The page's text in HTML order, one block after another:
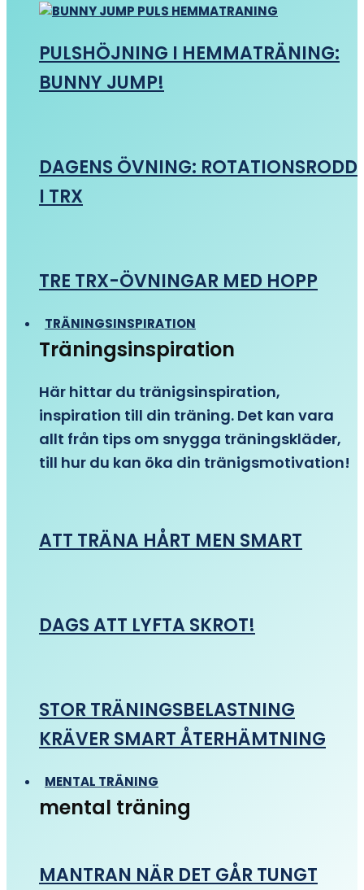
PULSHÖJNING I HEMMATRÄNING:
BUNNY JUMP!
DAGENS ÖVNING: ROTATIONSRODD
I TRX
TRE TRX-ÖVNINGAR MED HOPP
TRÄNINGSINSPIRATION
Träningsinspiration
Här hittar du tränigsinspiration,
inspiration till din träning. Det kan vara
allt från tips om snygga träningskläder,
till hur du kan öka din tränigsmotivation!
ATT TRÄNA HÅRT MEN SMART
DAGS ATT LYFTA SKROT!
STOR TRÄNINGSBELASTNING
KRÄVER SMART ÅTERHÄMTNING
MENTAL TRÄNING
mental träning
MANTRAN NÄR DET GÅR TUNGT